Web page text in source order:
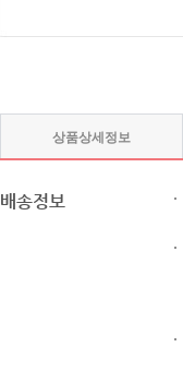
상품상세정보
배송정보